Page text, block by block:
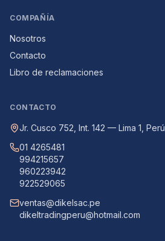
COMPAÑÍA
Nosotros
Contacto
Libro de reclamaciones
CONTACTO
Jr. Cusco 752, Int. 142 — Lima 1, Perú
01 4265481
994215657
960223942
922529065
ventas@dikelsac.pe
dikeltradingperu@hotmail.com